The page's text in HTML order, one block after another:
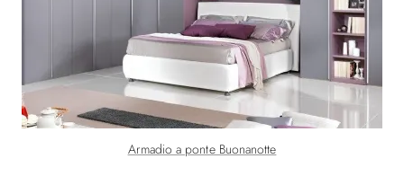
Armadio a ponte Buonanotte